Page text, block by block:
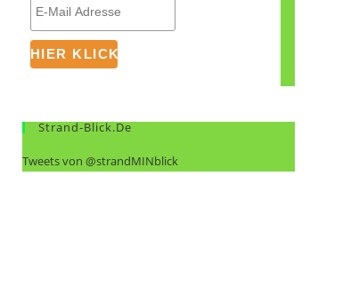
Strand-Blick.de
Tweets von @strandMINblick